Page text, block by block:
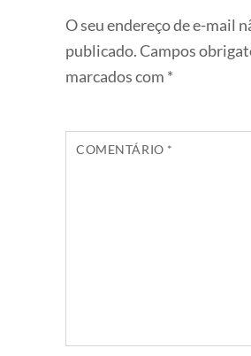
O seu endereço de e-mail
publicado.Campos
marcados com *
COMENTÁRIO *